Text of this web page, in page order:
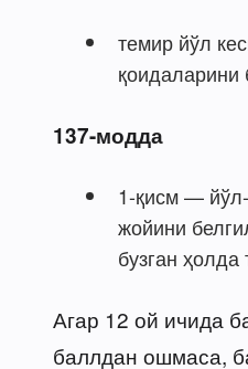
темир йўл
137-модда
1-қисм —
жойини
бузган
Агар 12 ой ичида
баллдан ошмаса,